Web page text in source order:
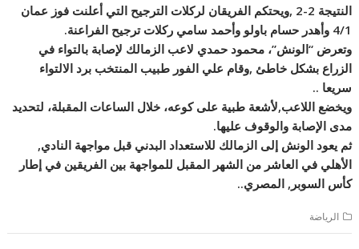
النتيجة 2-2 ,ويحتكم الفريقان لركلات الترجيح التي أعلنت فوز عمان
4/1 وأهدر حسام باولو وأحمد سامي ركلات ترجيح الفراعنة.
وتعرض “الونش”، محمود حمدي لاعب الزمالك لإصابة بالتواء في
الزراع بشكل خاطئ ,وقام علي الفور طبيب المنتخب برد الالتواء
سريعا ..
ويخضع اللاعب,لأشعة طبية على كوعه، خلال الساعات المقبلة، لتحديد
مدى الإصابة والوقوف عليها.
ثم يعود الونش إلى الزمالك للاستعداد البدني قبل مواجهة النادي,
الأهلي في العاشر من الشهر المقبل للمواجهة بين الفريقين في إطار
كأس السوبر, المصري..
الرياضة